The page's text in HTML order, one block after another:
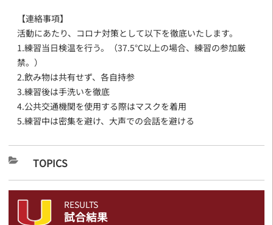
【連絡事項】
活動にあたり、コロナ対策として以下を徹底いたします。
1.練習当日検温を行う。（37.5℃以上の場合、練習の参加厳
禁。）
2.飲み物は共有せず、各自持参
3.練習後は手洗いを徹底
4.公共交通機関を使用する際はマスクを着用
5.練習中は密集を避け、大声での会話を避ける
TOPICS
RESULTS
試合結果